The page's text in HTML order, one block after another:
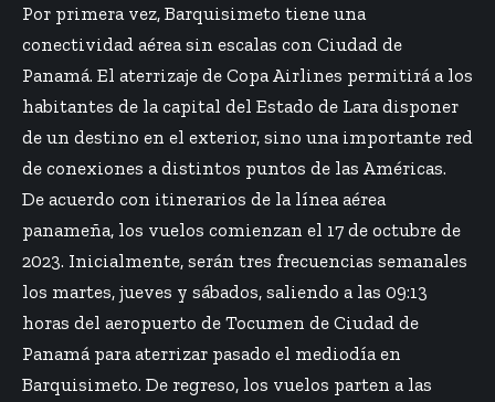
Por primera vez, Barquisimeto tiene una
conectividad aérea sin escalas con Ciudad de
Panamá. El aterrizaje de Copa Airlines permitirá a los
habitantes de la capital del Estado de Lara disponer
de un destino en el exterior, sino una importante red
de conexiones a distintos puntos de las Américas.
De acuerdo con itinerarios de la línea aérea
panameña, los vuelos comienzan el 17 de octubre de
2023. Inicialmente, serán tres frecuencias semanales
los martes, jueves y sábados, saliendo a las 09:13
horas del aeropuerto de Tocumen de Ciudad de
Panamá para aterrizar pasado el mediodía en
Barquisimeto. De regreso, los vuelos parten a las